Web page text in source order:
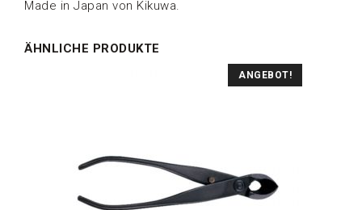
Made in Japan von Kikuwa.
ÄHNLICHE PRODUKTE
ANGEBOT!